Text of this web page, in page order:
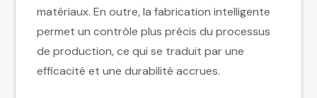
matériaux. En outre, la fabrication intelligente
permet un contrôle plus précis du processus
de production, ce qui se traduit par une
efficacité et une durabilité accrues.